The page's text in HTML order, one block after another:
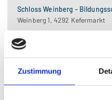
Zustimmung
Schloss Weinberg -
Weinberg 1, 4292 Kefermarkt
Kontakt
Tel.: +43 732 7720-51100
E-Mail:schloss-
Web:https://
Barrierefreier